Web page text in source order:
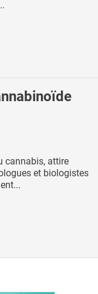
cannabis, attire
et biologistes